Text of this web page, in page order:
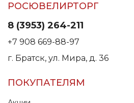
РОСЮВЕЛИРТОРГ
8 (3953) 264-211
+7 908 669-88-97
г. Братск, ул. Мира, д. 36
ПОКУПАТЕЛЯМ